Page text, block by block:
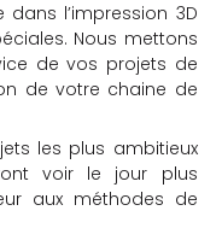
dans l’impression 3D
Nous mettons
de vos projets de
de votre chaine de
les plus ambitieux
voir le jour plus
aux méthodes de